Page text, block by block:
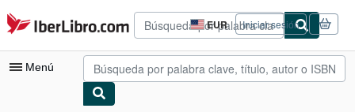
Pasar al contenido principal
IberLibro.com EUR
Preferencias
de
compra
del
Iniciar sesión
Menú